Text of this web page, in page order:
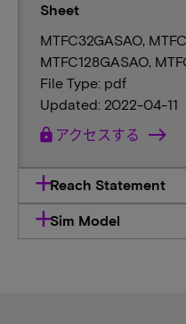
Sheet
MTFC32GASAO,
MTFC128GASAO,
File Type: pdf
Updated: 2022-04-11
lock アクセスする
Reach Statement
Sim Model